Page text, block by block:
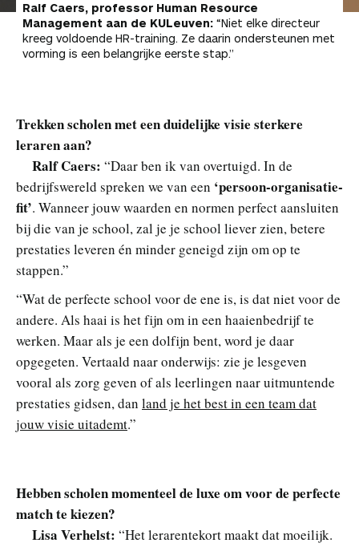
Ralf Caers, professor Human Resource
Management aan de KULeuven: “Niet elke directeur
kreeg voldoende HR-training. Ze daarin ondersteunen met
vorming is een belangrijke eerste stap.”
Trekken scholen met een duidelijke visie sterkere
leraren aan?
Ralf Caers: “Daar ben ik van overtuigd. In de
bedrijfswereld spreken we van een ‘persoon-organisatie-
fit’. Wanneer jouw waarden en normen perfect aansluiten
bij die van je school, zal je je school liever zien, betere
prestaties leveren én minder geneigd zijn om op te
stappen.”
“Wat de perfecte school voor de ene is, is dat niet voor de
andere. Als haai is het fijn om in een haaienbedrijf te
werken. Maar als je een dolfijn bent, word je daar
opgegeten. Vertaald naar onderwijs: zie je lesgeven
vooral als zorg geven of als leerlingen naar uitmuntende
prestaties gidsen, dan land je het best in een team dat
jouw visie uitademt.”
Hebben scholen momenteel de luxe om voor de perfecte
match te kiezen?
Lisa Verhelst: “Het lerarentekort maakt dat moeilijk.